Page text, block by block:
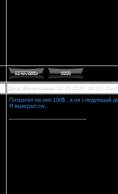
Дата: Воскресенье, 02.05.2010, 16:31 |
Потратил на нее 100$ , а на следующий
Я выиграл cw...